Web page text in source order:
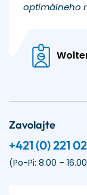
optimálneho
Zavolajte
+421 (0) 221
(Po-Pi: 8.00 –